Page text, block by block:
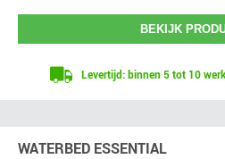
BEKIJK
Levertijd: binnen 5 tot 10
WATERBED ESSENTIAL